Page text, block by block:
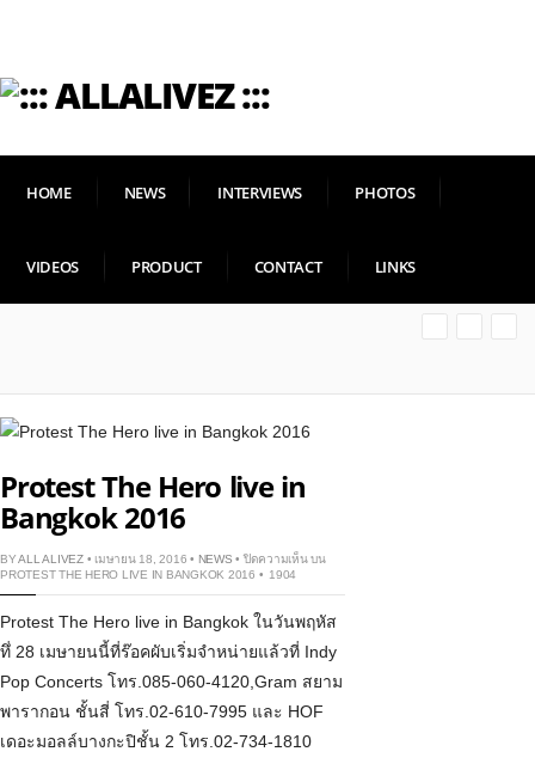
HOME NEWS INTERVIEWS PHOTOS
VIDEOS PRODUCT CONTACT LINKS
Protest The Hero live in
Bangkok 2016
BYALL ALIVEZ• เมษายน 18, 2016 • NEWS • ปิดความเห็นบน
PROTEST THE HERO LIVE IN BANGKOK 2016 • 1904
Protest The Hero live in Bangkok ในวันพฤหัส
ทึ่ 28 เมษายนนี้ที่ร๊อคผับเริ่มจำหน่ายแล้วที่ Indy
Pop Concerts โทร.085-060-4120,Gram สยาม
พารากอน ชั้นสี่ โทร.02-610-7995 และ HOF
เดอะมอลล์บางกะปิชั้น 2 โทร.02-734-1810